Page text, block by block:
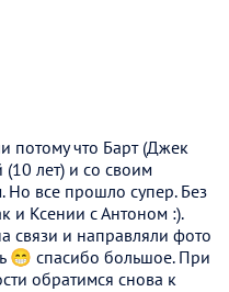
потому что Барт (Джек
(10 лет) и со своим
Но все прошло супер. Без
и Ксении с Антоном :).
связи и направляли фото
😁 спасибо большое. При
обратимся снова к